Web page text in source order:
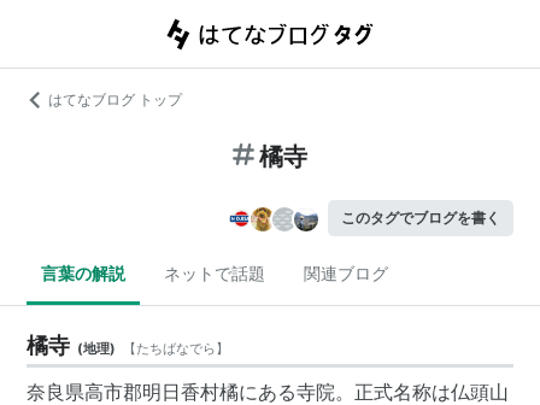
はてなブログ トップ
橘寺
このタグでブログを書く
言葉の解説 ネットで話題 関連ブログ
橘寺 (地理) 【たちばなでら】
奈良県高市郡明日香村橘にある寺院。正式名称は仏頭山